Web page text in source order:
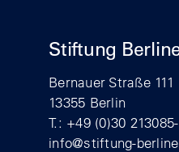
Stiftung
Bernauer Straße 111
13355 Berlin
T.: +49 (0)30
info@stiftung-